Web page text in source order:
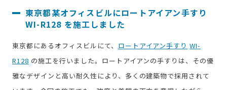
東京都某オフィスビルにロートアイアン手すり
WI-R128 を施工しました
東京都にあるオフィスビルにて、 ロートアイアン手すり WI-
R128 の施工を行いました。ロートアイアンの手すりは、その優
雅なデザインと高い耐久性により、多くの建築物で採用されて